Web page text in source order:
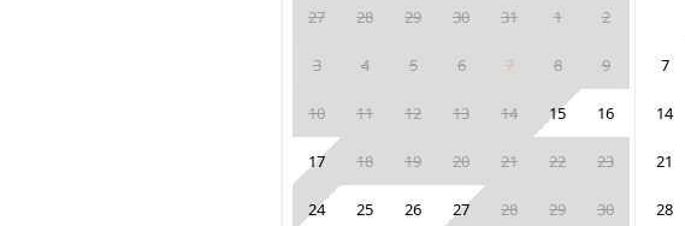
27 28 29 30 31 1 2
3 4 5 6 7 8 9
10 11 12 13 14 15 16
17 18 19 20 21 22 23
24 25 26 27 28 29 30
7
14
21
28